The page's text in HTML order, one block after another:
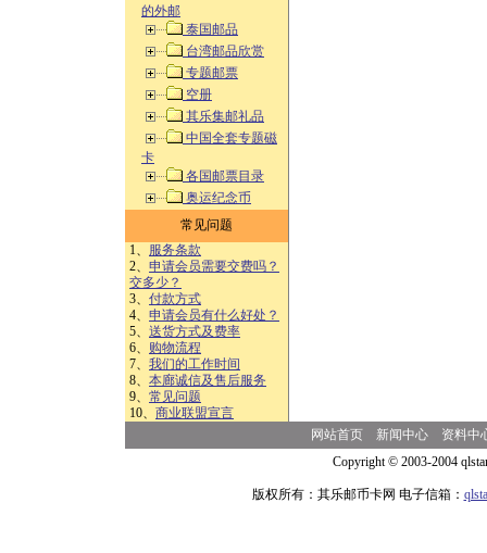
的外邮
泰国邮品
台湾邮品欣赏
专题邮票
空册
其乐集邮礼品
中国全套专题磁
卡
各国邮票目录
奥运纪念币
常见问题
1、 服务条款
2、 申请会员需要交费吗？
交多少？
3、 付款方式
4、 申请会员有什么好处？
5、 送货方式及费率
6、 购物流程
7、 我们的工作时间
8、 本廊诚信及售后服务
9、 常见问题
10、 商业联盟宣言
网站首页 新闻中心
资料中
Copyright © 2003-2004
版权所有：其乐邮币卡网 电子信箱：